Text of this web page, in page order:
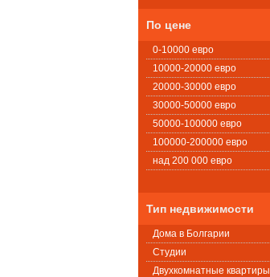
По цене
0-10000 евро
10000-20000 евро
20000-30000 евро
30000-50000 евро
50000-100000 евро
100000-200000 евро
над 200 000 евро
Тип недвижимости
Дома в Болгарии
Студии
Двухкомнатные квартиры